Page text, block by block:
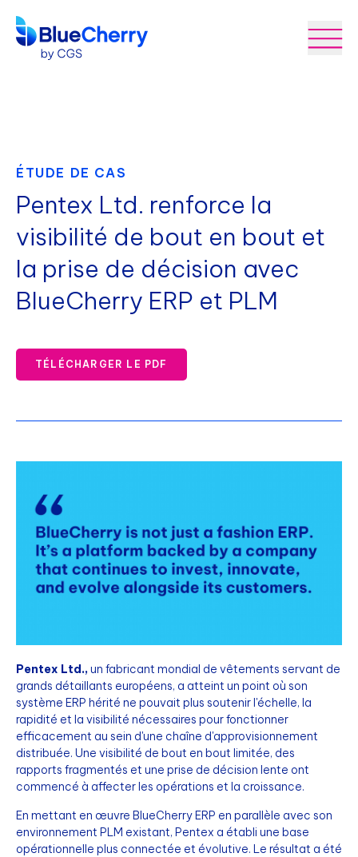
ÉTUDE DE CAS
Pentex Ltd. renforce la
visibilité de bout en bout et
la prise de décision avec
BlueCherry ERP et PLM
TÉLÉCHARGER LE PDF
Pentex Ltd.,un fabricant mondial de vêtements servant de
grands détaillants européens, a atteint un point où son
système ERP hérité ne pouvait plus soutenir l'échelle, la
rapidité et la visibilité nécessaires pour fonctionner
efficacement au sein d'une chaîne d'approvisionnement
distribuée. Une visibilité de bout en bout limitée, des
rapports fragmentés et une prise de décision lente ont
commencé à affecter les opérations et la croissance.
En mettant en œuvre BlueCherry ERP en parallèle avec son
environnement PLM existant, Pentex a établi une base
opérationnelle plus connectée et évolutive. Le résultat a été